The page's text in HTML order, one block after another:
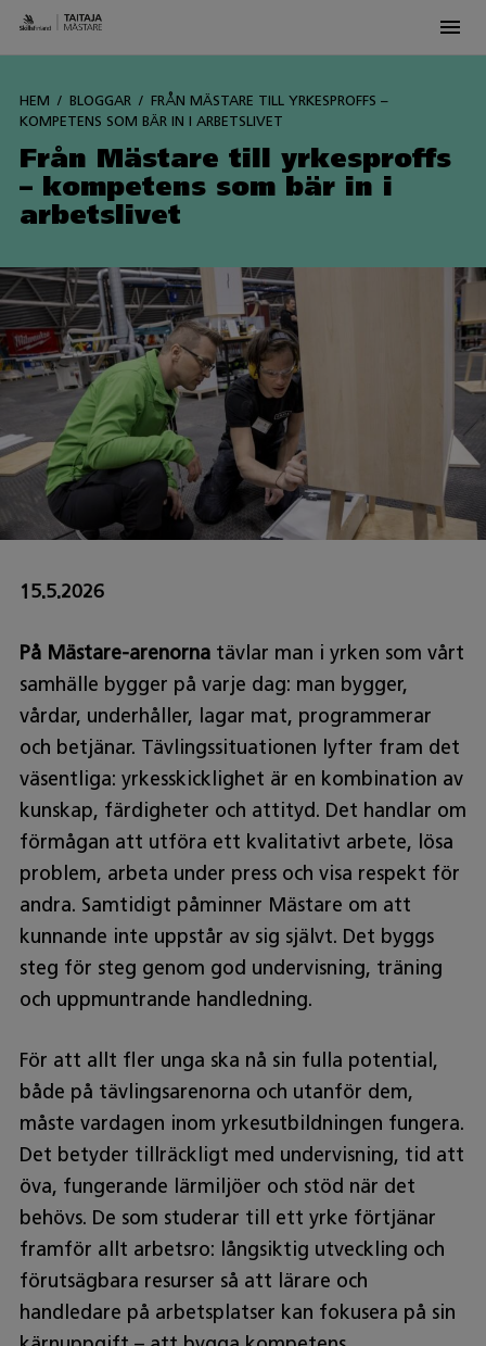
HEM BLOGGAR
FRÅN MÄSTARE TILL YRKESPROFFS –
KOMPETENS SOM BÄR IN I ARBETSLIVET
Från Mästare till yrkesproffs
– kompetens som bär in i
arbetslivet
15.5.2026
På Mästare-arenornatävlar man i yrken som vårt
samhälle bygger på varje dag: man bygger,
vårdar, underhåller, lagar mat, programmerar
och betjänar. Tävlingssituationen lyfter fram det
väsentliga: yrkesskicklighet är en kombination av
kunskap, färdigheter och attityd. Det handlar om
förmågan att utföra ett kvalitativt arbete, lösa
problem, arbeta under press och visa respekt för
andra. Samtidigt påminner Mästare om att
kunnande inte uppstår av sig självt. Det byggs
steg för steg genom god undervisning, träning
och uppmuntrande handledning.
För att allt fler unga ska nå sin fulla potential,
både på tävlingsarenorna och utanför dem,
måste vardagen inom yrkesutbildningen fungera.
Det betyder tillräckligt med undervisning, tid att
öva, fungerande lärmiljöer och stöd när det
behövs. De som studerar till ett yrke förtjänar
framför allt arbetsro: långsiktig utveckling och
förutsägbara resurser så att lärare och
handledare på arbetsplatser kan fokusera på sin